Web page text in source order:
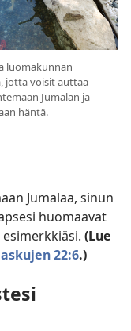
luomakunnan
jotta voisit auttaa
Jumalan ja
häntä.
Jumalaa, sinun
huomaavat
(Lue
22:6.)